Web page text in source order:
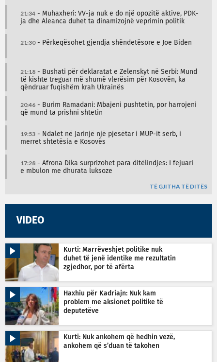
21:34 - Muhaxheri: VV-ja nuk e do një opozitë aktive, PDK-
ja dhe Aleanca duhet ta dinamizojnë veprimin politik
21:30- Përkeqësohet gjendja shëndetësore e Joe Biden
21:18 - Bushati për deklaratat e Zelenskyt në Serbi: Mund
të kishte treguar më shumë vlerësim për Kosovën, ka
qëndruar fuqishëm krah Ukrainës
20:46 - Burim Ramadani: Mbajeni pushtetin, por harrojeni
që mund ta prishni shtetin
19:53 - Ndalet në Jarinjë një pjesëtar i MUP-it serb, i
merret shtetësia e Kosovës
17:28 - Afrona Dika surprizohet para ditëlindjes: I fejuari
e mbulon me dhurata luksoze
TË GJITHA TË DITËS
VIDEO
Kurti: Marrëveshjet politike nuk
duhet të jenë identike me rezultatin
zgjedhor, por të afërta
Haxhiu për Kadriajn: Nuk kam
problem me aksionet politike të
deputetëve
Kurti: Nuk ankohem që hedhin vezë,
ankohem që s’duan të takohen